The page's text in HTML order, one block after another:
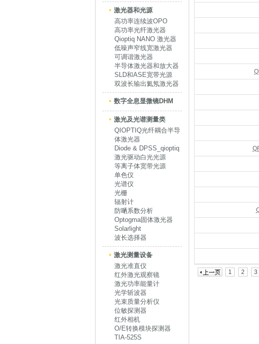
激光器和光源
高功率连续波OPO
高功率光纤激光器
Qioptiq NANO 激光器
低噪声窄线宽激光器
可调谐激光器
半导体激光器和放大器
SLD和ASE宽带光源
双波长输出氦氖激光器
数字全息显微镜DHM
激光及光谱测量类
QIOPTIQ光纤耦合半导
体激光器
Diode & DPSS_qioptiq
激光驱动白光光源
等离子体宽带光源
单色仪
光谱仪
光栅
辐射计
防嗮系数分析
Optogma固体激光器
Solarlight
波长选择器
激光测量设备
激光准直仪
红外激光观察镜
激光功率能量计
光学斩波器
光束质量分析仪
位敏探测器
红外相机
O/E转换模块探测器
TIA-525S
1 2 3